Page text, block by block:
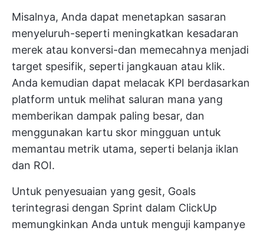
Misalnya, Anda dapat menetapkan sasaran
menyeluruh-seperti meningkatkan kesadaran
merek atau konversi-dan memecahnya menjadi
target spesifik, seperti jangkauan atau klik.
Anda kemudian dapat melacak KPI berdasarkan
platform untuk melihat saluran mana yang
memberikan dampak paling besar, dan
menggunakan kartu skor mingguan untuk
memantau metrik utama, seperti belanja iklan
dan ROI.
Untuk penyesuaian yang gesit, Goals
terintegrasi dengan Sprint dalam ClickUp
memungkinkan Anda untuk menguji kampanye